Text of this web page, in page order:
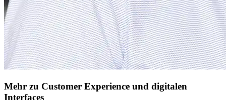
Mehr zu Customer Experience und digitalen
Interfaces